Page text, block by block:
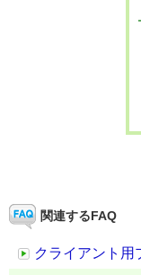
関連するFAQ
クライアント用